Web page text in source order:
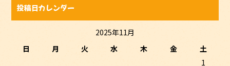
投稿日カレンダー
2025年11月
日
月 火 水 木 金
土
1